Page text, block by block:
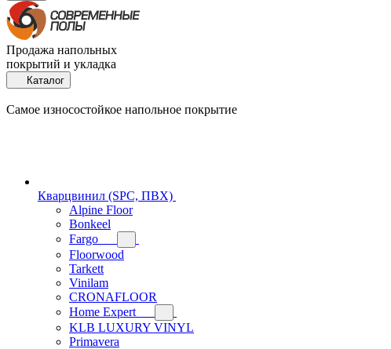
Продажа напольных
покрытий и укладка
Каталог
Самое износостойкое напольное покрытие
Кварцвинил (SPC, ПВХ)
Alpine Floor
Bonkeel
Fargo
Floorwood
Tarkett
Vinilam
CRONAFLOOR
Home Expert
KLB LUXURY VINYL
Primavera